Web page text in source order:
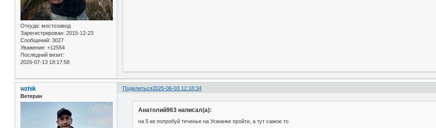
Откуда: мостозавод
Зарегистрирован: 2015-12-23
Сообщений: 3027
Уважение: +12554
Последний визит:
2026-07-13 18:17:58
Поделиться2025-06-03 12:18:34
wzhik
Ветеран
Анатолий963 написал(а):
на 5 ке попробуй теченье на Усманке пройти, а тут самое то